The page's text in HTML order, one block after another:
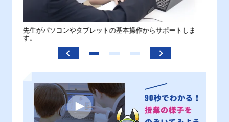
先生がパソコンやタブレットの基本操作からサポートしま
す。